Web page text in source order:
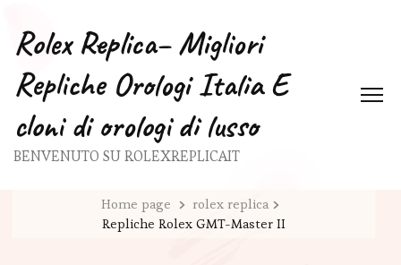
Rolex Replica– Migliori
Repliche Orologi Italia E
cloni di orologi di lusso
BENVENUTO SU ROLEXREPLICAIT
Home page
rolex replica
Repliche Rolex GMT-Master II